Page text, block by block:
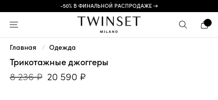
-50% В ФИНАЛЬНОЙ РАСПРОДАЖЕ →
Главная Одежда
Трикотажные джоггеры
8 236 ₽ 20 590 ₽